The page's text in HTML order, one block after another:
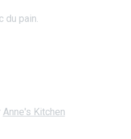
du pain.
Anne's Kitchen